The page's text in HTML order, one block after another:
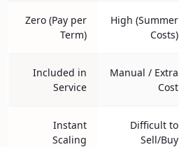
High (Summer
Costs)
Zero (Pay per
Term)
Manual / Extra
Cost
Included in
Service
Difficult to
Sell/Buy
Instant
Scaling